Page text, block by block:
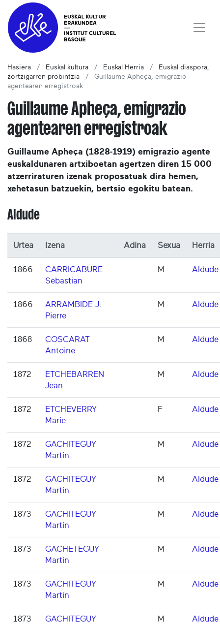
Hasiera Euskal kultura Euskal Herria
Euskal diaspora,
zortzigarren probintzia
Guillaume Apheça, emigrazio
agentearen erregistroak
Guillaume Apheça, emigrazio
agentearen erregistroak
Guillaume Apheça (1828-1919) emigrazio agente
euskaldunaren artxiboetan agertzen diren 15 000
atzerriraturen izenak proposatuak dira hemen,
xehetasun batzuekin, bertsio egokitu batean.
Aldude
Urtea Izena Adina Sexua Herria
1866
CARRICABURE
Sebastian
M Aldude
1866
ARRAMBIDE J.
Pierre
M Aldude
1868
COSCARAT
Antoine
M Aldude
1872
ETCHEBARREN
Jean
M Aldude
1872
ETCHEVERRY
Marie
F Aldude
1872
GACHITEGUY
Martin
M Aldude
1872
GACHITEGUY
Martin
M Aldude
1873
GACHITEGUY
Martin
M Aldude
1873
GACHETEGUY
Martin
M Aldude
1873
GACHITEGUY
Martin
M Aldude
1873
GACHITEGUY
M Aldude